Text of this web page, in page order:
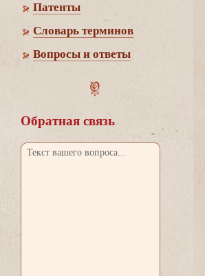
Патенты
Словарь термино
опросы и ответы
Обратная связь